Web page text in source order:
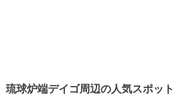
琉球炉端デイゴ周辺の人気スポット